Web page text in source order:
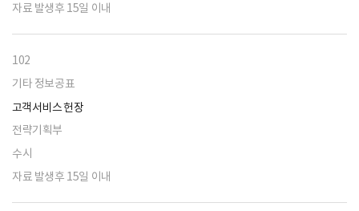
자료 발생후 15일 이내
102
기타 정보공표
고객서비스 헌장
전략기획부
수시
자료 발생후 15일 이내